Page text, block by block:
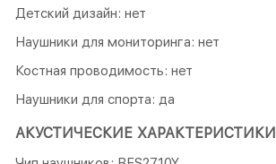
Детский дизайн: нет
Наушники для мониторинга: нет
Костная проводимость: нет
Наушники для спорта: да
АКУСТИЧЕСКИЕ ХАРАКТЕРИСТИКИ